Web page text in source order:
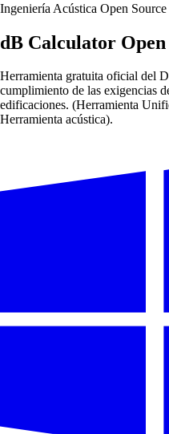
Ingeniería Acústica Open Source
dB Calculator
Herramienta gratuita oficial del
cumplimiento de las exigencias
edificaciones. (Herramienta
Herramienta acústica).